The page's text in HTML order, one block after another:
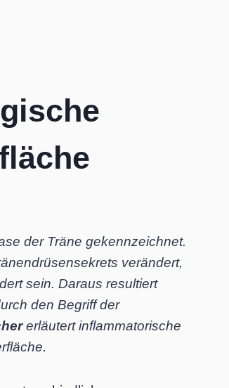
der Träne gekennzeichnet.
verändert,
sein. Daraus resultiert
den Begriff der
erläutert inflammatorische